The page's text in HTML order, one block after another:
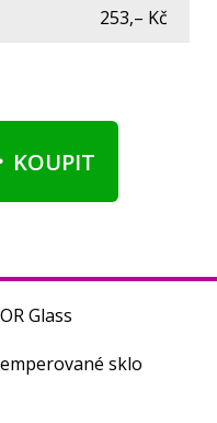
253,– Kč
KOUPIT
Glass
sklo